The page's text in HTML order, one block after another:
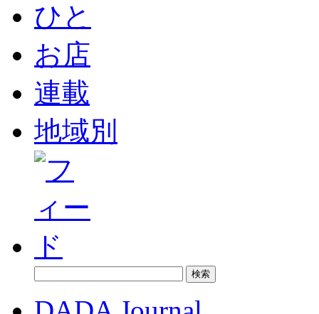
ひと
お店
連載
地域別